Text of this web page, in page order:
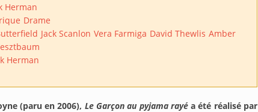
Herman
Drame
Jack Scanlon Vera Farmiga David Thewlis Amber
Herman
(paru en 2006), Le Garçon au pyjama rayéa été réalisé par